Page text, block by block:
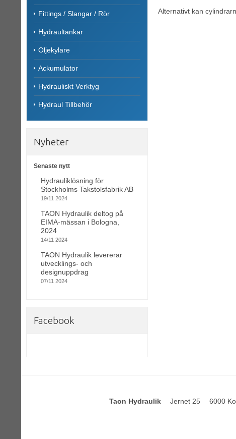
Fittings / Slangar / Rör
Hydraultankar
Oljekylare
Ackumulator
Hydrauliskt Verktyg
Hydraul Tillbehör
Nyheter
Senaste nytt
Hydrauliklösning för
Stockholms Takstolsfabrik AB
19/11 2024
TAON Hydraulik deltog på
EIMA-mässan i Bologna,
2024
14/11 2024
TAON Hydraulik levererar
utvecklings- och
designuppdrag
07/11 2024
Facebook
Alternativt kan
Taon Hydraulik Jernet 25 6000